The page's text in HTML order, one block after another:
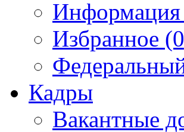
Информация
Избранное
Кадры
Вакантные